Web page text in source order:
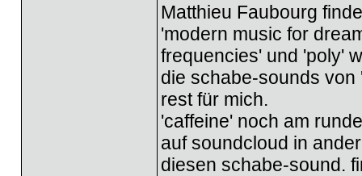
Matthieu Faubourg
'modern music for
frequencies' und 'poly'
die schabe-sounds
rest für mich.
'caffeine' noch am
auf soundcloud in
diesen schabe-sound.